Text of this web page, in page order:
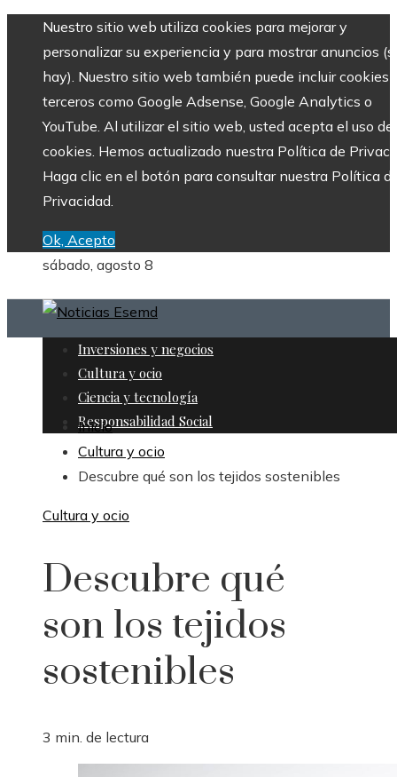
Nuestro sitio web utiliza cookies para mejorar y
personalizar su experiencia y para mostrar anuncios
hay). Nuestro sitio web también puede incluir cookies
terceros como Google Adsense, Google Analytics o
YouTube. Al utilizar el sitio web, usted acepta el uso de
cookies. Hemos actualizado nuestra Política de
Haga clic en el botón para consultar nuestra Política
Privacidad.
Ok, Acepto
sábado, agosto 8
Inversiones y negocios
Cultura y ocio
Ciencia y tecnología
Responsabilidad Social
Inicio
Cultura y ocio
Descubre qué son los tejidos sostenibles
Cultura y ocio
Descubre qué
son los tejidos
sostenibles
3 min. de lectura